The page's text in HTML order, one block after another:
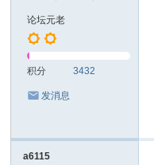
论坛元老
积分 3432
发消息
a6115